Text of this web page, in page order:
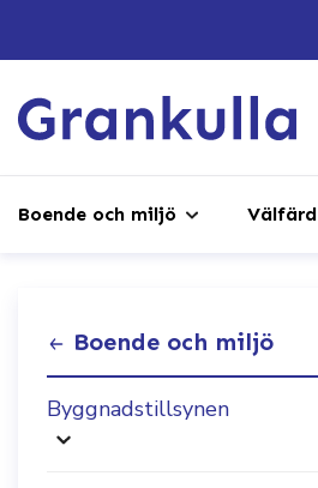
Boende och miljö Välfärd
Boende och miljö
Byggnadstillsynen